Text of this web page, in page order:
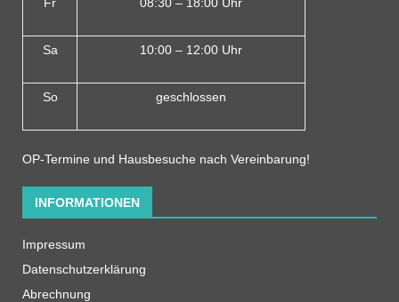
Sa 10:00 – 12:00 Uhr
So geschlossen
OP-Termine und Hausbesuche nach Vereinbarung!
INFORMATIONEN
Impressum
Datenschutzerklärung
Abrechnung